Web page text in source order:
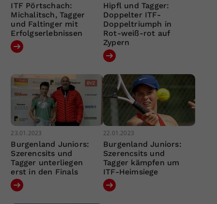
ITF Pörtschach:
Michalitsch, Tagger
und Faltinger mit
Erfolgserlebnissen
Hipfl und Tagger:
Doppelter ITF-
Doppeltriumph in
Rot-weiß-rot auf
Zypern
23.01.2023
Burgenland Juniors:
Szerencsits und
Tagger unterliegen
erst in den Finals
22.01.2023
Burgenland Juniors:
Szerencsits und
Tagger kämpfen um
ITF-Heimsiege